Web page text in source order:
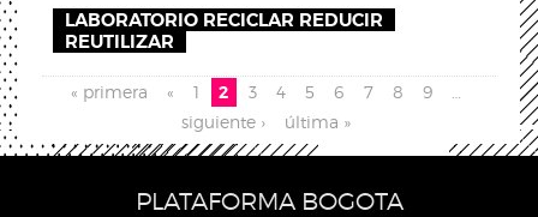
LABORATORIO RECICLAR REDUCIR
REUTILIZAR
Páginas
« primera « 1 2 3 4 5 6 7 8 9
siguiente ›
última »
PLATAFORMA BOGOTA